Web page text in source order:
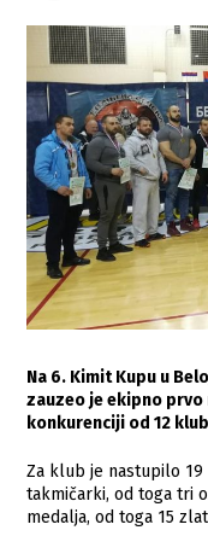
Na 6. Kimit Kupu u
zauzeo je ekipno prvo
konkurenciji od 12
Za klub je nastupilo
takmičarki, od toga tri
medalja, od toga 15